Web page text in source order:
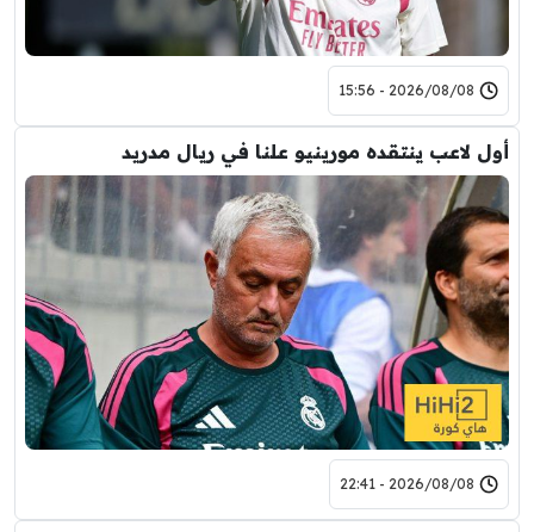
2026/08/08 - 15:56
أول لاعب ينتقده مورينيو علنا في ريال مدريد
2026/08/08 - 22:41